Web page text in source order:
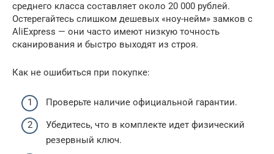
среднего класса составляет около 20 000 рублей.
Остерегайтесь слишком дешевых «ноу-нейм» замков с
AliExpress — они часто имеют низкую точность
сканирования и быстро выходят из строя.
Как не ошибиться при покупке:
Проверьте наличие официальной гарантии.
Убедитесь, что в комплекте идет физический
резервный ключ.